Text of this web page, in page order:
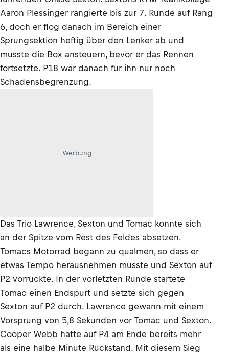
Aaron Plessinger rangierte bis zur 7. Runde auf Rang
6, doch er flog danach im Bereich einer
Sprungsektion heftig über den Lenker ab und
musste die Box ansteuern, bevor er das Rennen
fortsetzte. P18 war danach für ihn nur noch
Schadensbegrenzung.
Werbung
Das Trio Lawrence, Sexton und Tomac konnte sich
an der Spitze vom Rest des Feldes absetzen.
Tomacs Motorrad begann zu qualmen, so dass er
etwas Tempo herausnehmen musste und Sexton auf
P2 vorrückte. In der vorletzten Runde startete
Tomac einen Endspurt und setzte sich gegen
Sexton auf P2 durch. Lawrence gewann mit einem
Vorsprung von 5,8 Sekunden vor Tomac und Sexton.
Cooper Webb hatte auf P4 am Ende bereits mehr
als eine halbe Minute Rückstand. Mit diesem Sieg